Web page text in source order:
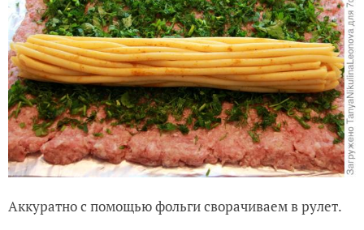
Аккуратно с помощью фольги сворачиваем в рулет.